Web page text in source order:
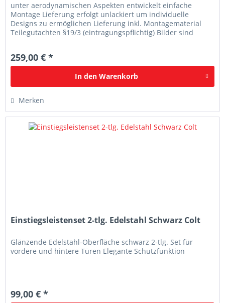
unter aerodynamischen Aspekten entwickelt einfache
Montage Lieferung erfolgt unlackiert um individuelle
Designs zu ermöglichen Lieferung inkl. Montagematerial
Teilegutachten §19/3 (eintragungspflichtig) Bilder sind
259,00 € *
In den Warenkorb
Merken
Einstiegsleistenset 2-tlg. Edelstahl Schwarz Colt
Glänzende Edelstahl-Oberfläche schwarz 2-tlg. Set für
vordere und hintere Türen Elegante Schutzfunktion
99,00 € *